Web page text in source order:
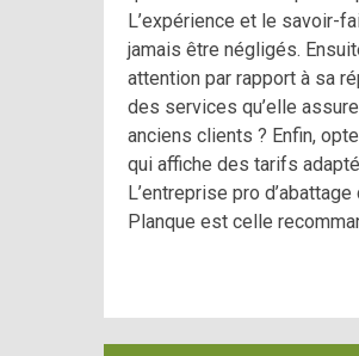
L’expérience et le savoir-
jamais être négligés.
attention par rapport à sa
des services qu’elle
anciens clients ? Enfin,
qui affiche des tarifs
L’entreprise pro d’abattage
Planque est celle